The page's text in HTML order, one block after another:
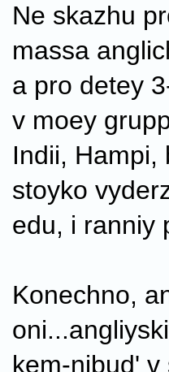
Ne skazhu
massa
a pro detey
v moey
Indii, Hampi,
stoyko
edu, i ranniy
Konechno,
kem-nibud'